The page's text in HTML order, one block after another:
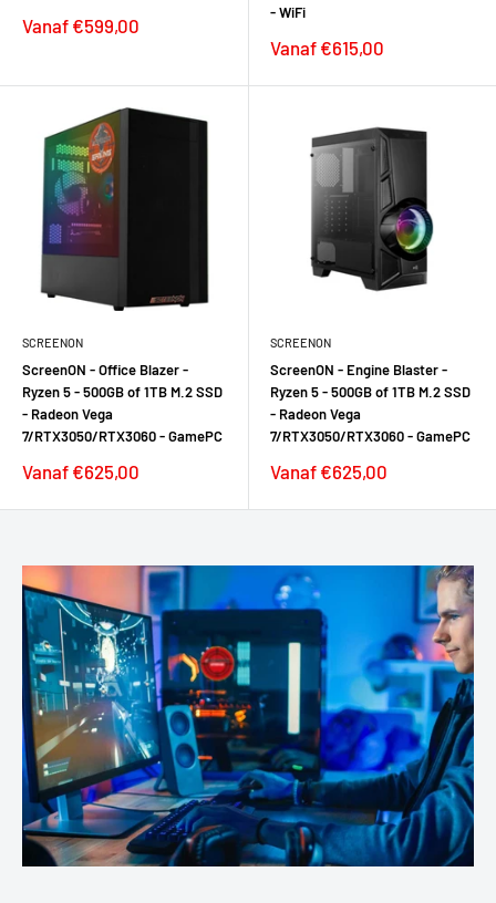
Verkoopprijs
Vanaf €599,00
- WiFi
Verkoopprijs
Vanaf €615,00
SCREENON
ScreenON - Office Blazer -
Ryzen 5 - 500GB of 1TB M.2 SSD
- Radeon Vega
7/RTX3050/RTX3060 - GamePC
Verkoopprijs
Vanaf €625,00
SCREENON
ScreenON - Engine Blaster -
Ryzen 5 - 500GB of 1TB M.2 SSD
- Radeon Vega
7/RTX3050/RTX3060 - GamePC
Verkoopprijs
Vanaf €625,00